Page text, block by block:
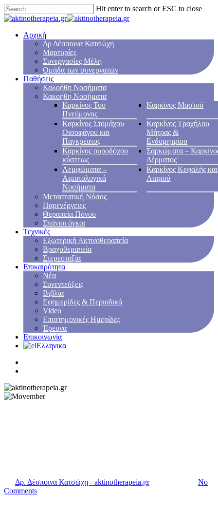
Hit enter to search or ESC to close
Αρχική
Δρ Δέσποινα Κατσώχη
Μαρτυρίες
Συνεργασίες Μέλη
Ομάδα των συνεργατών
Παθήσεις
Καλοήθη Νοσήματα
Κακοήθη Νοσήματα
Καρκίνος Του
Πνεύμονος
Καρκίνος Μαστού
Καρκίνος Στομάχου
Οισοφάγου και
Παγκρέατος
Καρκίνος Τραχήλου
Μήτρας &
Ενδομητρίου
Καρκίνος ουροδόχου
κύστεως
Σαρκώματα –
Δέρματος
Λεμφώματα –
Αιματολογικά
Νοσήματα
Καρκίνος Κεφαλής και
Λαιμού
Μεταστατική Νόσος
Παρενέργειες
Θεραπεία Πόνου
Σπάνιοι όγκοι
Τεχνικές
Εξωτερική Ακτινοθεραπεία
Βραχυθεραπεία
Στερεοταξία
Επικαιρότητα
Νέα
Συνεντεύξεις
Βιβλία
Εφημερίδες & Περιοδικά
Video
Επιστημονικές Ημερίδες
Έρευνα
Επικοινωνία
Ελληνικα
Δρ. Δέσποινα Κατσώχη - aktinotherapeia.gr2 Ιουνίου, 2021 No
Comments